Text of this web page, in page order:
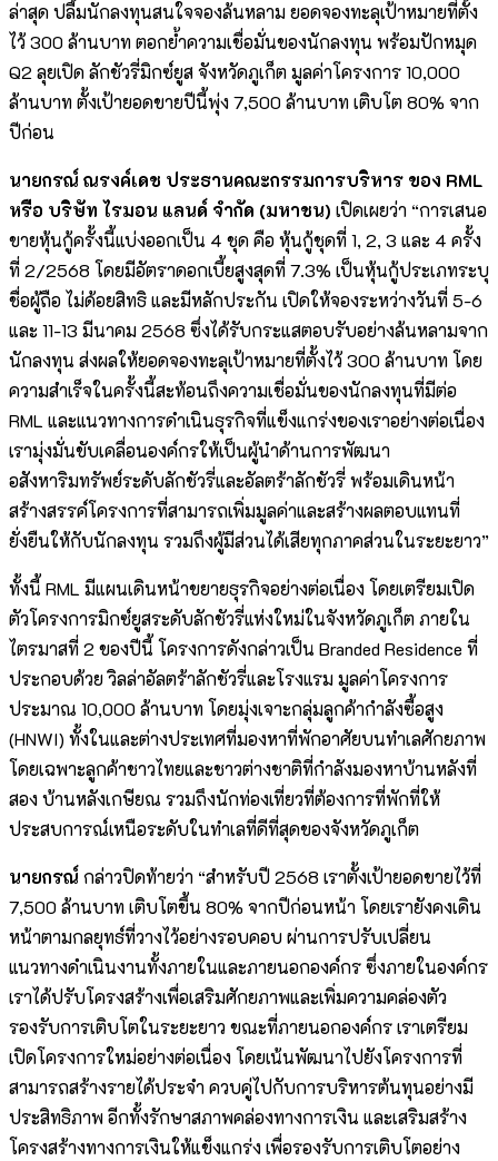
ล่าสุด ปลื้มนักลงทุนสนใจจองล้นหลาม ยอดจองทะลุเป้าหมายที่ตั้ง
ไว้ 300 ล้านบาท ตอกย้ำความเชื่อมั่นของนักลงทุน พร้อมปักหมุด
Q2 ลุยเปิด ลักชัวรี่มิกซ์ยูส จังหวัดภูเก็ต มูลค่าโครงการ 10,000
ล้านบาท ตั้งเป้ายอดขายปีนี้พุ่ง 7,500 ล้านบาท เติบโต 80% จาก
ปีก่อน
นายกรณ์ ณรงค์เดช ประธานคณะกรรมการบริหาร ของ RML
หรือ บริษัท ไรมอน แลนด์ จำกัด (มหาชน) เปิดเผยว่า “การเสนอ
ขายหุ้นกู้ครั้งนี้แบ่งออกเป็น 4 ชุด คือ หุ้นกู้ชุดที่ 1, 2, 3 และ 4 ครั้ง
ที่ 2/2568 โดยมีอัตราดอกเบี้ยสูงสุดที่ 7.3% เป็นหุ้นกู้ประเภทระบุ
ชื่อผู้ถือ ไม่ด้อยสิทธิ และมีหลักประกัน เปิดให้จองระหว่างวันที่ 5-6
และ 11-13 มีนาคม 2568 ซึ่งได้รับกระแสตอบรับอย่างล้นหลามจาก
นักลงทุน ส่งผลให้ยอดจองทะลุเป้าหมายที่ตั้งไว้ 300 ล้านบาท โดย
ความสำเร็จในครั้งนี้สะท้อนถึงความเชื่อมั่นของนักลงทุนที่มีต่อ
RML และแนวทางการดำเนินธุรกิจที่แข็งแกร่งของเราอย่างต่อเนื่อง
เรามุ่งมั่นขับเคลื่อนองค์กรให้เป็นผู้นำด้านการพัฒนา
อสังหาริมทรัพย์ระดับลักชัวรี่และอัลตร้าลักชัวรี่ พร้อมเดินหน้า
สร้างสรรค์โครงการที่สามารถเพิ่มมูลค่าและสร้างผลตอบแทนที่
ยั่งยืนให้กับนักลงทุน รวมถึงผู้มีส่วนได้เสียทุกภาคส่วนในระยะยาว”
ทั้งนี้ RML มีแผนเดินหน้าขยายธุรกิจอย่างต่อเนื่อง โดยเตรียมเปิด
ตัวโครงการมิกซ์ยูสระดับลักชัวรี่แห่งใหม่ในจังหวัดภูเก็ต ภายใน
ไตรมาสที่ 2 ของปีนี้ โครงการดังกล่าวเป็น Branded Residence ที่
ประกอบด้วย วิลล่าอัลตร้าลักชัวรี่และโรงแรม มูลค่าโครงการ
ประมาณ 10,000 ล้านบาท โดยมุ่งเจาะกลุ่มลูกค้ากำลังซื้อสูง
(HNWI) ทั้งในและต่างประเทศที่มองหาที่พักอาศัยบนทำเลศักยภาพ
โดยเฉพาะลูกค้าชาวไทยและชาวต่างชาติที่กำลังมองหาบ้านหลังที่
สอง บ้านหลังเกษียณ รวมถึงนักท่องเที่ยวที่ต้องการที่พักที่ให้
ประสบการณ์เหนือระดับในทำเลที่ดีที่สุดของจังหวัดภูเก็ต
นายกรณ์ กล่าวปิดท้ายว่า “สำหรับปี 2568 เราตั้งเป้ายอดขายไว้ที่
7,500 ล้านบาท เติบโตขึ้น 80% จากปีก่อนหน้า โดยเรายังคงเดิน
หน้าตามกลยุทธ์ที่วางไว้อย่างรอบคอบ ผ่านการปรับเปลี่ยน
แนวทางดำเนินงานทั้งภายในและภายนอกองค์กร ซึ่งภายในองค์กร
เราได้ปรับโครงสร้างเพื่อเสริมศักยภาพและเพิ่มความคล่องตัว
รองรับการเติบโตในระยะยาว ขณะที่ภายนอกองค์กร เราเตรียม
เปิดโครงการใหม่อย่างต่อเนื่อง โดยเน้นพัฒนาไปยังโครงการที่
สามารถสร้างรายได้ประจำ ควบคู่ไปกับการบริหารต้นทุนอย่างมี
ประสิทธิภาพ อีกทั้งรักษาสภาพคล่องทางการเงิน และเสริมสร้าง
โครงสร้างทางการเงินให้แข็งแกร่ง เพื่อรองรับการเติบโตอย่าง